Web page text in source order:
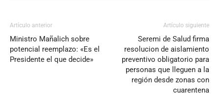
Artículo anterior
Ministro Mañalich sobre
potencial reemplazo: «Es el
Presidente el que decide»
Artículo siguiente
Seremi de Salud firma
resolucion de aislamiento
preventivo obligatorio para
personas que lleguen a la
región desde zonas con
cuarentena